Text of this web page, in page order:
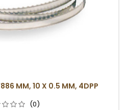
MM, 10 X 0.5 MM, 4DPP
(0)